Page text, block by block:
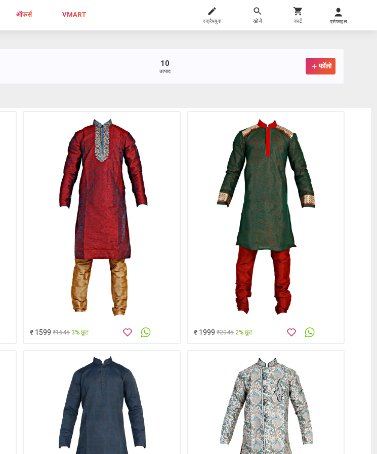
ऑफर्स VMART
स्क्रैपबुक खोजें कार्ट प्रोफाइल
10
उत्पाद
फॉलो
₹ 1599 ₹1645 3% छूट ₹ 1999 ₹2045 2% छूट